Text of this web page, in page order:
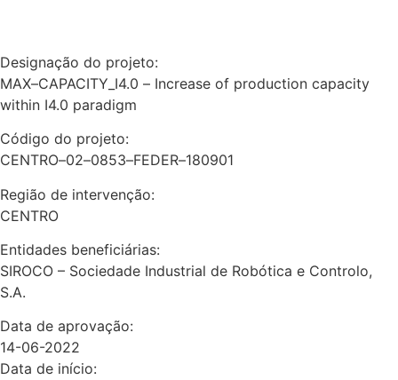
Designação do projeto:
MAX–CAPACITY_I4.0 – Increase of production capacity
within I4.0 paradigm
Código do projeto:
CENTRO–02–0853–FEDER–180901
Região de intervenção:
CENTRO
Entidades beneficiárias:
SIROCO – Sociedade Industrial de Robótica e Controlo,
S.A.
Data de aprovação:
14-06-2022
Data de início: